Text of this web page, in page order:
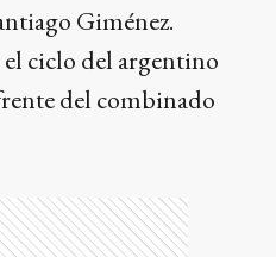
Giménez.
ciclo del argentino
del combinado